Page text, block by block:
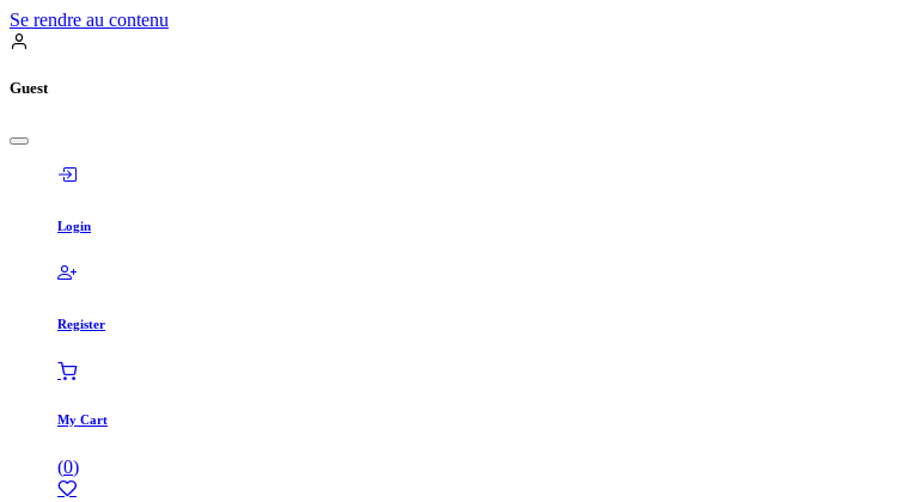
Se rendre au contenu
Guest
Login
Register
My Cart
(0)